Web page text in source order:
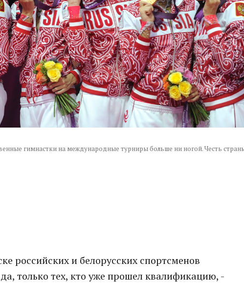
гимнастки на международные турниры больше ни ногой. Честь
российских и белорусских спортсменов
только тех, кто уже прошел квалификацию, -